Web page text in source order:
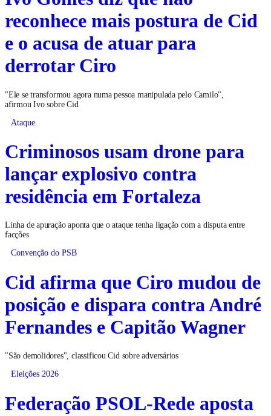
reconhece mais postura de Cid
e o acusa de atuar para
derrotar Ciro
"Ele se transformou agora numa pessoa manipulada pelo Camilo",
afirmou Ivo sobre Cid
Ataque
Criminosos usam drone para
lançar explosivo contra
residência em Fortaleza
Linha de apuração aponta que o ataque tenha ligação com a disputa entre
facções
Convenção do PSB
Cid afirma que Ciro mudou de
posição e dispara contra André
Fernandes e Capitão Wagner
"São demolidores", classificou Cid sobre adversários
Eleições 2026
Federação PSOL-Rede aposta